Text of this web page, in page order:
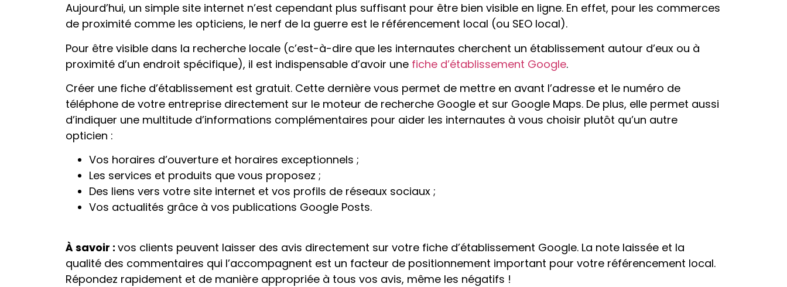
Aujourd’hui, un simple site internet n’est cependant plus suffisant pour être bien visible en ligne. En effet, pour les commerces
de proximité comme les opticiens, le nerf de la guerre est le référencement local (ou SEO local).
Pour être visible dans la recherche locale (c’est-à-dire que les internautes cherchent un établissement autour d’eux ou à
proximité d’un endroit spécifique), il est indispensable d’avoir une fiche d’établissement Google.
Créer une fiche d’établissement est gratuit. Cette dernière vous permet de mettre en avant l’adresse et le numéro de
téléphone de votre entreprise directement sur le moteur de recherche Google et sur Google Maps. De plus, elle permet aussi
d’indiquer une multitude d’informations complémentaires pour aider les internautes à vous choisir plutôt qu’un autre
opticien :
Vos horaires d’ouverture et horaires exceptionnels ;
Les services et produits que vous proposez ;
Des liens vers votre site internet et vos profils de réseaux sociaux ;
Vos actualités grâce à vos publications Google Posts.
À savoir : vos clients peuvent laisser des avis directement sur votre fiche d’établissement Google. La note laissée et la
qualité des commentaires qui l’accompagnent est un facteur de positionnement important pour votre référencement local.
Répondez rapidement et de manière appropriée à tous vos avis, même les négatifs !